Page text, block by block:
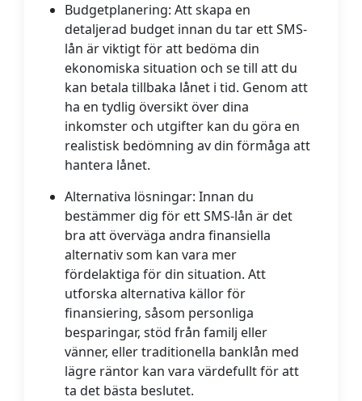
Budgetplanering: Att skapa en
detaljerad budget innan du tar ett SMS-
lån är viktigt för att bedöma din
ekonomiska situation och se till att du
kan betala tillbaka lånet i tid. Genom att
ha en tydlig översikt över dina
inkomster och utgifter kan du göra en
realistisk bedömning av din förmåga att
hantera lånet.
Alternativa lösningar: Innan du
bestämmer dig för ett SMS-lån är det
bra att överväga andra finansiella
alternativ som kan vara mer
fördelaktiga för din situation. Att
utforska alternativa källor för
finansiering, såsom personliga
besparingar, stöd från familj eller
vänner, eller traditionella banklån med
lägre räntor kan vara värdefullt för att
ta det bästa beslutet.